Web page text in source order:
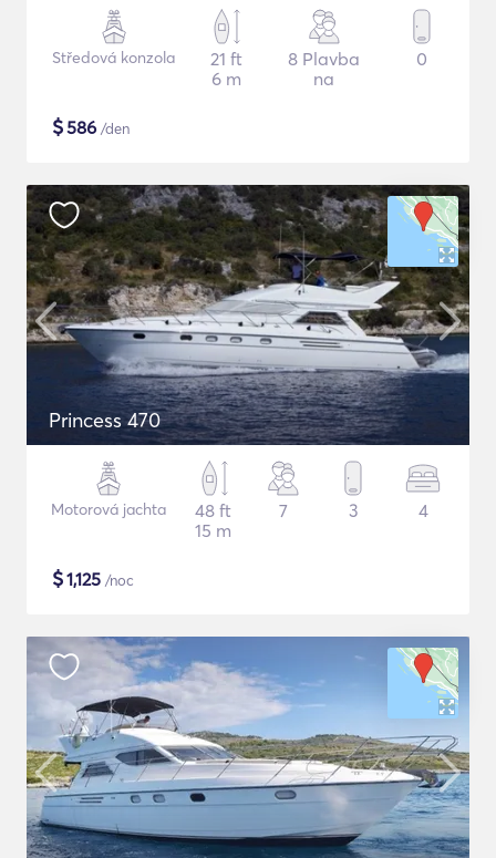
Středová konzola
21 ft
6 m
8 Plavba
na
0
$586 /den
Princess 470
Motorová jachta
48 ft
15 m
7 3 4
$1,125 /noc